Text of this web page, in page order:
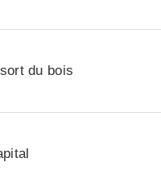
du bois